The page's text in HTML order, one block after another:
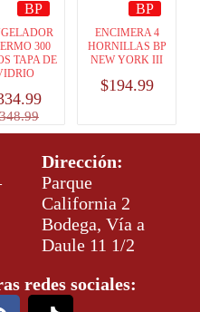
BP
300
TAPA DE
BP
ENCIMERA 4
HORNILLAS BP
NEW YORK III
$194.99
Dirección:
Parque
California 2
Bodega, Vía a
Daule 11 1/2
redes sociales: